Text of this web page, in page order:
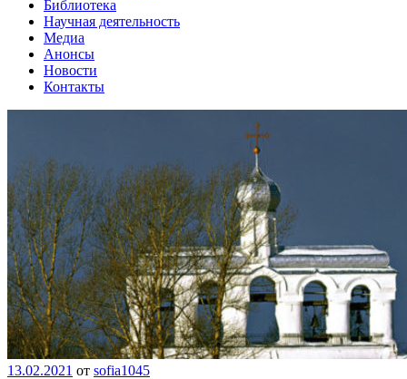
Библиотека
Научная деятельность
Медиа
Анонсы
Новости
Контакты
13.02.2021 от sofia1045